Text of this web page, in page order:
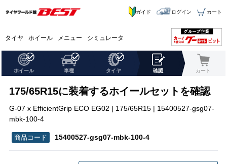
タイヤ ホイール メニュー シミュレータ
ガイド ログイン カート
ホイール 車種 タイヤ 確認 カート
175/65R15に装着するホイールセットを確認
G-07 x EfficientGrip ECO EG02 | 175/65R15 | 15400527-gsg07-
mbk-100-4
15400527-gsg07-mbk-100-4